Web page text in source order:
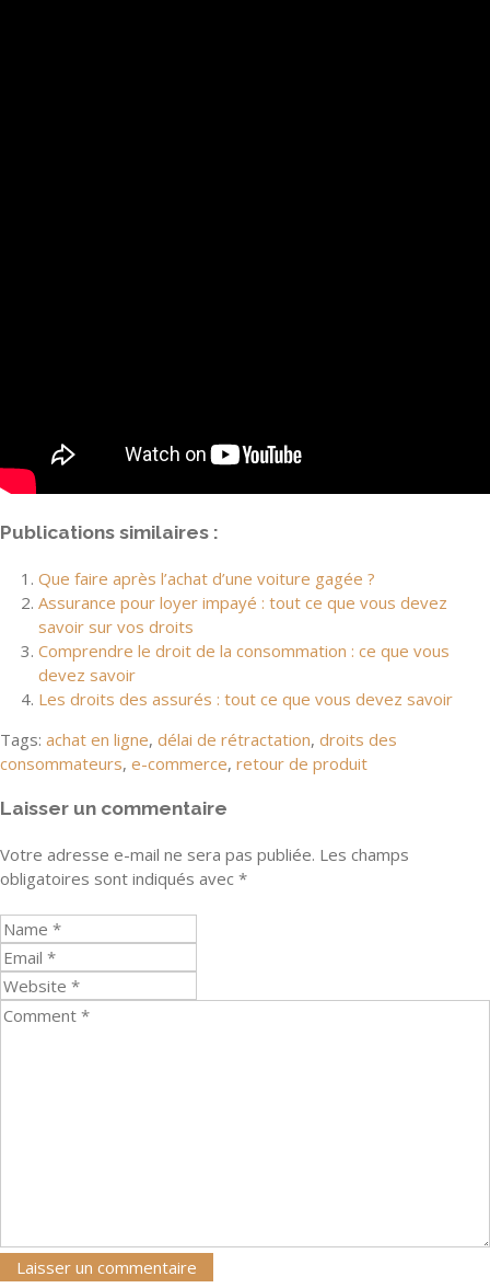
Publications similaires :
Que faire après l’achat d’une voiture gagée ?
Assurance pour loyer impayé : tout ce que vous devez
savoir sur vos droits
Comprendre le droit de la consommation : ce que vous
devez savoir
Les droits des assurés : tout ce que vous devez savoir
Tags: achat en ligne, délai de rétractation, droits des
consommateurs, e-commerce, retour de produit
Laisser un commentaire
Votre adresse e-mail ne sera pas publiée. Les champs
obligatoires sont indiqués avec *